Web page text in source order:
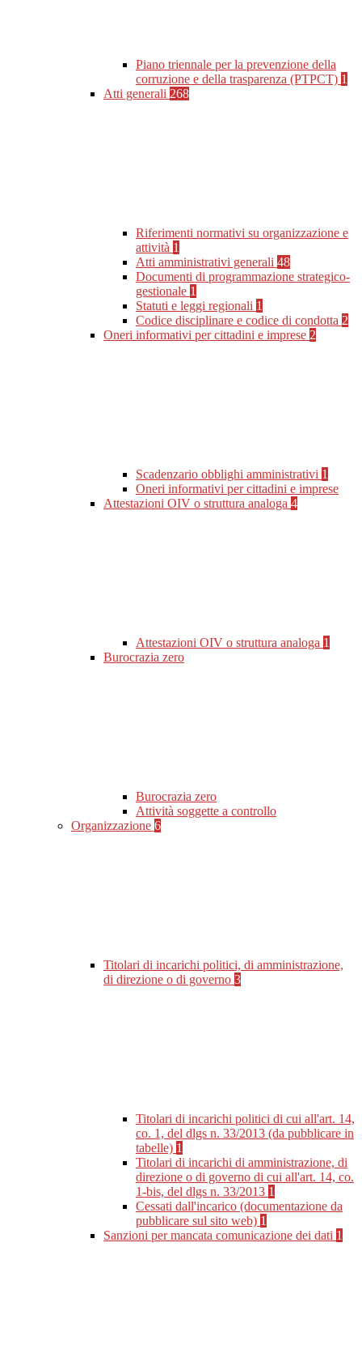
Piano triennale per la prevenzione della
corruzione e della trasparenza (PTPCT) 1
Atti generali 268
Riferimenti normativi su organizzazione e
attività 1
Atti amministrativi generali 48
Documenti di programmazione strategico-
gestionale 1
Statuti e leggi regionali 1
Codice disciplinare e codice di condotta 2
Oneri informativi per cittadini e imprese 2
Scadenzario obblighi amministrativi 1
Oneri informativi per cittadini e imprese
Attestazioni OIV o struttura analoga 4
Attestazioni OIV o struttura analoga 1
Burocrazia zero
Burocrazia zero
Attività soggette a controllo
Organizzazione 6
Titolari di incarichi politici, di amministrazione,
di direzione o di governo 3
Titolari di incarichi politici di cui all'art. 14,
co. 1, del dlgs n. 33/2013 (da pubblicare in
tabelle) 1
Titolari di incarichi di amministrazione, di
direzione o di governo di cui all'art. 14, co.
1-bis, del dlgs n. 33/2013 1
Cessati dall'incarico (documentazione da
pubblicare sul sito web) 1
Sanzioni per mancata comunicazione dei dati 1